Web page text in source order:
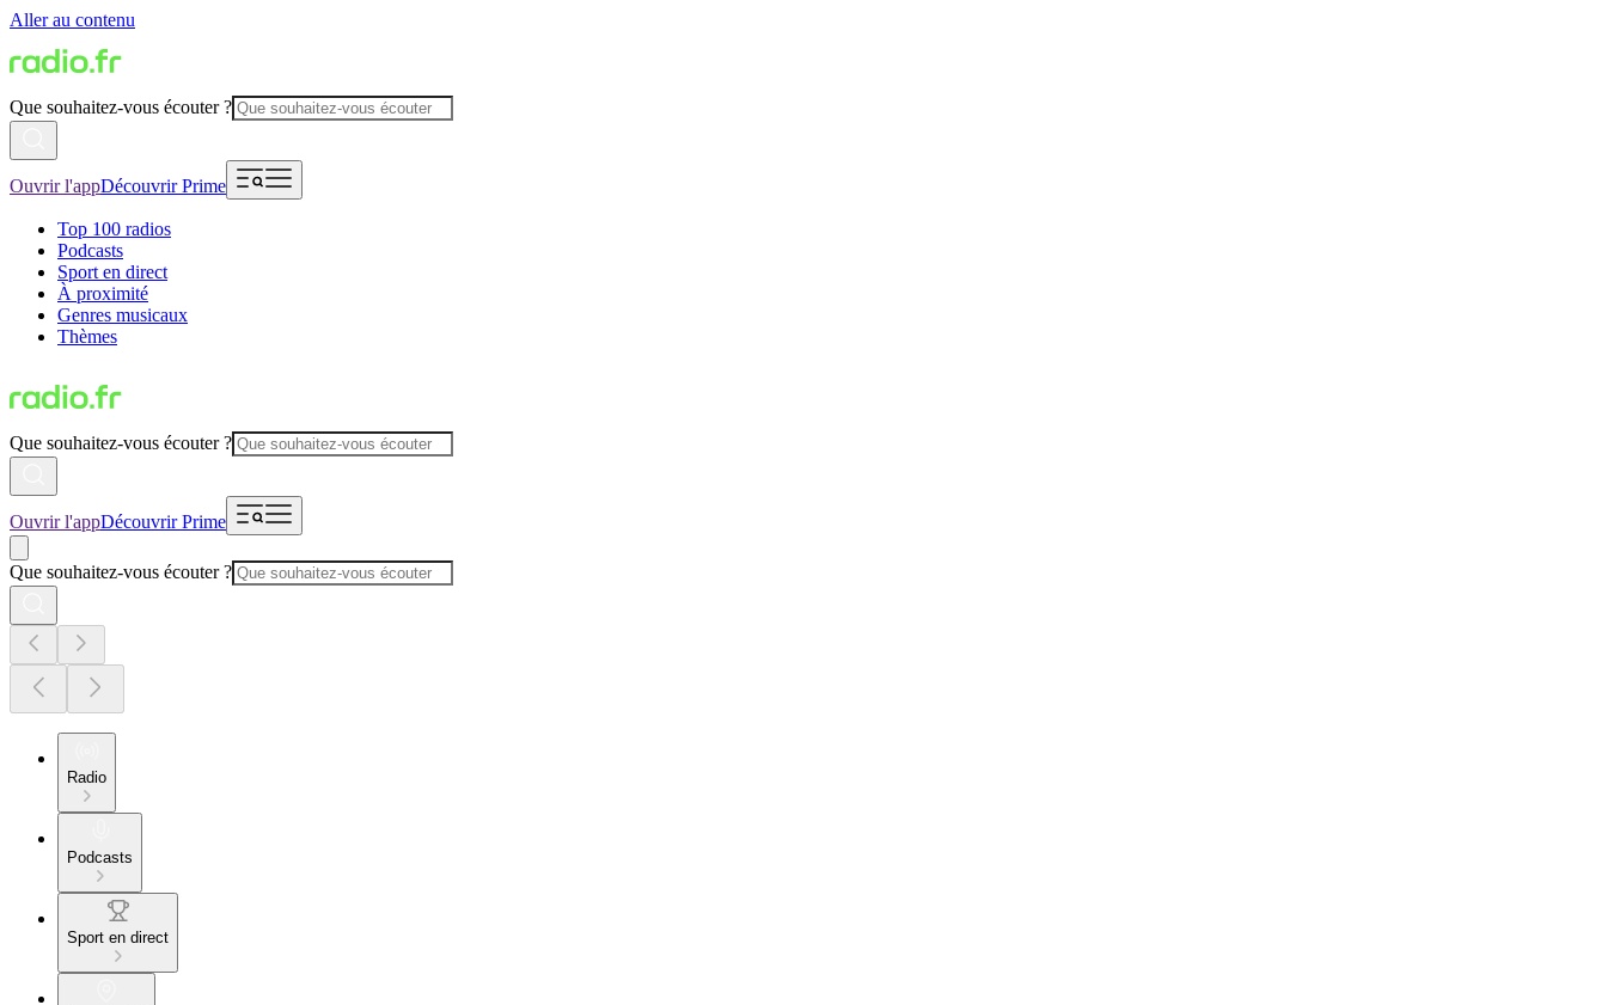
Aller au contenu
Que souhaitez-vous écouter ?
Ouvrir l'appDécouvrir Prime
Top 100 radios
Podcasts
Sport en direct
À proximité
Genres musicaux
Thèmes
Que souhaitez-vous écouter ?
Ouvrir l'appDécouvrir Prime
Que souhaitez-vous écouter ?
Radio
Podcasts
Sport en direct